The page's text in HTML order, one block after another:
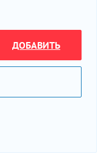
ДОБАВИТЬ